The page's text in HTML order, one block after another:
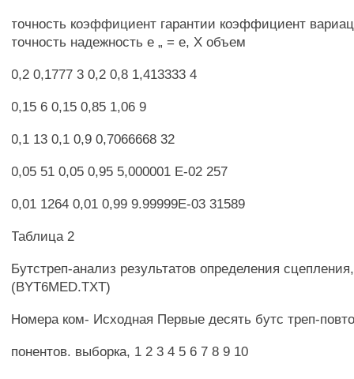
точность коэффициент гарантии коэффициент
точность надежность е „ = е, X объем
0,2 0,1777 3 0,2 0,8 1,413333 4
0,15 6 0,15 0,85 1,06 9
0,1 13 0,1 0,9 0,7066668 32
0,05 51 0,05 0,95 5,000001 Е-02 257
0,01 1264 0,01 0,99 9.99999Е-03 31589
Таблица 2
Бутстреп-анализ результатов определения
(BYT6MED.TXT)
Номера ком- Исходная Первые десять бутс треп-
понентов. выборка, 1 2 3 4 5 6 7 8 9 10